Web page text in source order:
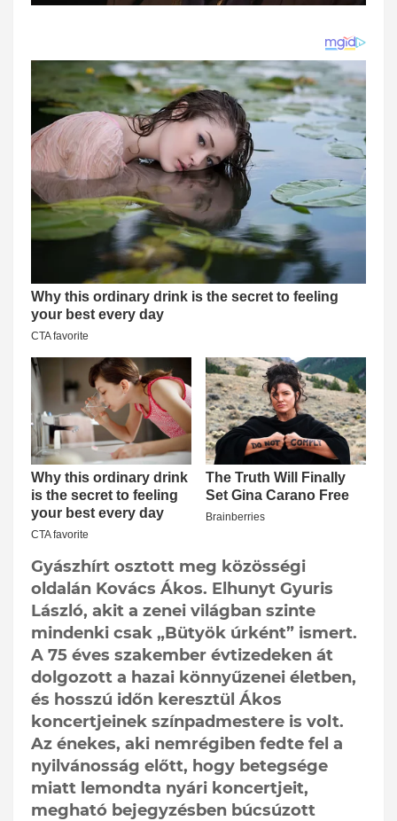
Gyászhírt osztott meg közösségi
oldalán Kovács Ákos. Elhunyt Gyuris
László, akit a zenei világban szinte
mindenki csak „Bütyök úrként” ismert.
A 75 éves szakember évtizedeken át
dolgozott a hazai könnyűzenei életben,
és hosszú időn keresztül Ákos
koncertjeinek színpadmestere is volt.
Az énekes, aki nemrégiben fedte fel a
nyilvánosság előtt, hogy betegsége
miatt lemondta nyári koncertjeit,
megható bejegyzésben búcsúzott